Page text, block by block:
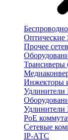
Оптические
Прочее
Трансиверы
Инжекторы
Удлинители
Удлинители
PoE
Сетевые
IP-АТС